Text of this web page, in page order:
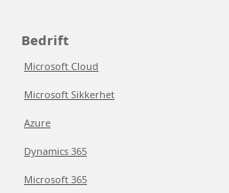
Bedrift
Microsoft Cloud
Microsoft Sikkerhet
Azure
Dynamics 365
Microsoft 365